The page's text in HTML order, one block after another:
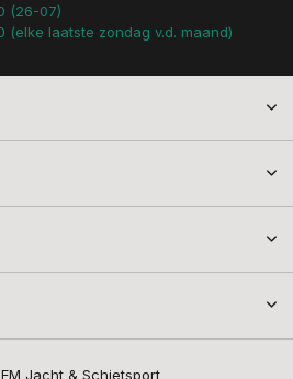
(26-07)
(elke laatste zondag v.d. maand)
Jacht & Schietsport